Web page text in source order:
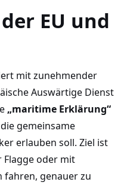
EU und
mit zunehmender
Auswärtige Dienst
„maritime Erklärung“
gemeinsame
erlauben soll. Ziel ist
Flagge oder mit
genauer zu